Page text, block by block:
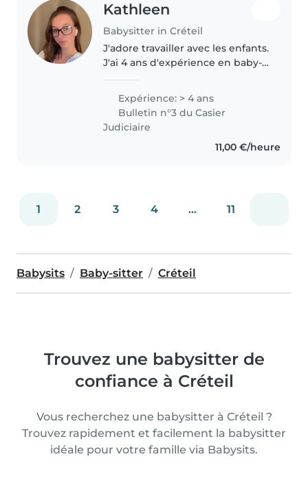
Kathleen
Babysitter in Créteil
J'adore travailler avec les enfants.
J'ai 4 ans d'expérience en baby-
bébés et des enfants en bas âge.
J'ai également de l'expérience
avec les enfants..
Expérience: > 4 ans
Bulletin n°3 du Casier
Judiciaire
11,00 €/heure
1 2 3 4 ... 11
Babysits Baby-sitter Créteil
Trouvez une babysitter de
confiance à Créteil
Vous recherchez une babysitter à Créteil ?
Trouvez rapidement et facilement la babysitter
idéale pour votre famille via Babysits.